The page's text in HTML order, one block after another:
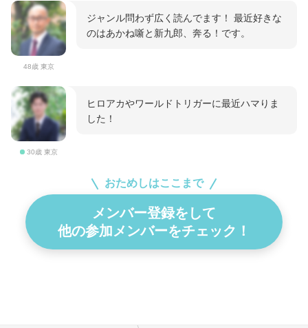
48歳 東京
ジャンル問わず広く読んでます！ 最近好きな
のはあかね噺と新九郎、奔る！です。
30歳 東京
ヒロアカやワールドトリガーに最近ハマりま
した！
おためしはここまで
メンバー登録をして
他の参加メンバーをチェック！